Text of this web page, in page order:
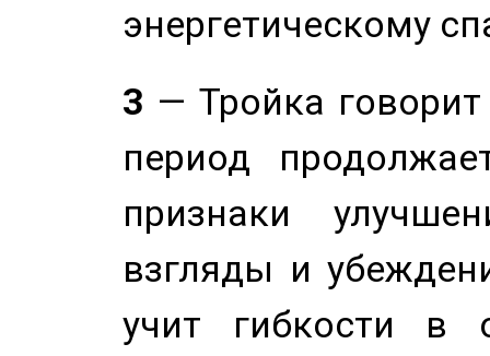
энергетическому
3 — Тройка
период
признаки
взгляды и
учит гибкости в